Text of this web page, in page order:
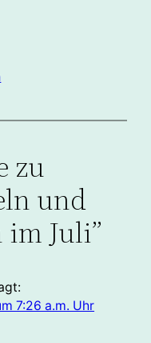
zu
und
im Juli”
7:26 a.m. Uhr